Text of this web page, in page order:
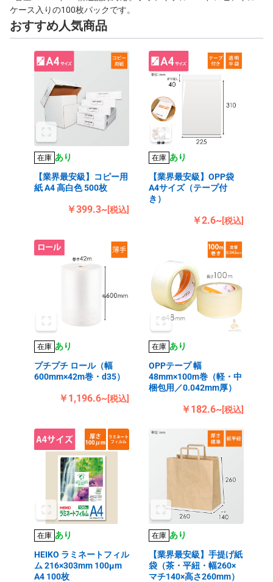
ケース入りの100枚パックです。
おすすめ人気商品
在庫 あり
【業界最安級】コピー用
紙 A4 高白色 500枚
￥399.3~[税込]
在庫 あり
【業界最安級】OPP袋
A4サイズ（テープ付
き）
￥2.6~[税込]
在庫 あり
プチプチ ロール（幅
600mm×42m巻・d35）
￥1,196.6~[税込]
在庫 あり
OPPテープ 幅
48mm×100m巻（軽・中
梱包用／0.042mm厚）
￥182.6~[税込]
在庫 あり
HEIKO ラミネートフィル
ム 216×303mm 100μm
A4 100枚
在庫 あり
【業界最安級】手提げ紙
袋（茶・平紐・幅260×
マチ140×高さ260mm）